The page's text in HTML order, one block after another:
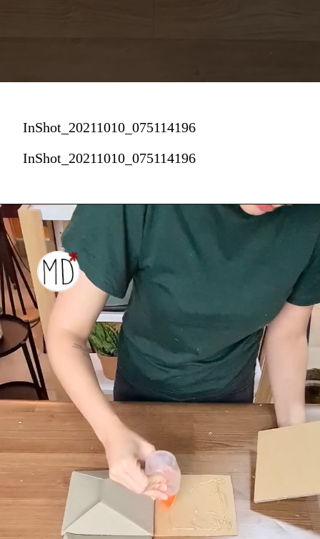
InShot_20211010_075114196
InShot_20211010_075114196